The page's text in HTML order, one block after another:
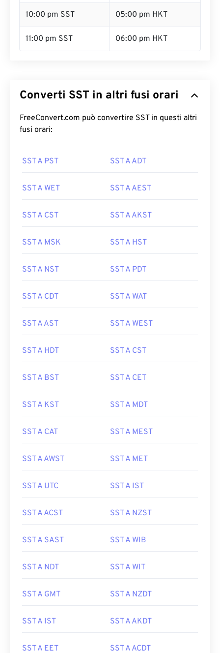
10:00 pm SST 05:00 pm HKT
11:00 pm SST 06:00 pm HKT
Converti SST in altri fusi orari
FreeConvert.com può convertire SST in questi altri
fusi orari:
SST A PST SST A ADT
SST A WET SST A AEST
SST A CST SST A AKST
SST A MSK SST A HST
SST A NST SST A PDT
SST A CDT SST A WAT
SST A AST SST A WEST
SST A HDT SST A CST
SST A BST SST A CET
SST A KST SST A MDT
SST A CAT SST A MEST
SST A AWST SST A MET
SST A UTC SST A IST
SST A ACST SST A NZST
SST A SAST SST A WIB
SST A NDT SST A WIT
SST A GMT SST A NZDT
SST A IST SST A AKDT
SST A EET SST A ACDT